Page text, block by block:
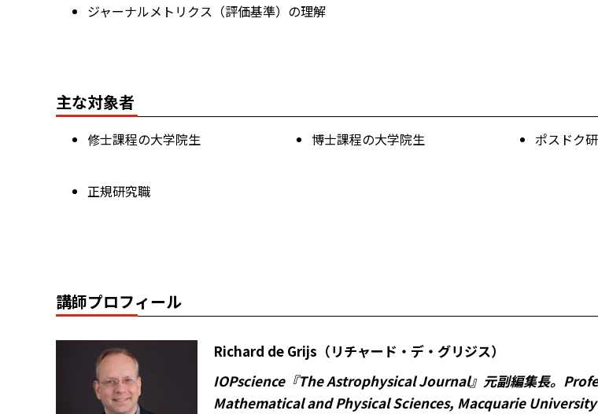
ジャーナルメトリクス（評価基準）の理解
主な対象者
修士課程の大学院生 博士課程の大学院生 ポスドク
正規研究職
講師プロフィール
Richard de Grijs（リチャード・デ・グリジス）
IOPscience『The Astrophysical Journal』元副編集長。
Mathematical and Physical Sciences, Macquarie University